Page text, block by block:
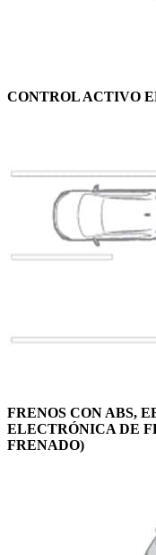
CONTROL ACTIVO
FRENOS CON ABS,
ELECTRÓNICA DE
FRENADO)